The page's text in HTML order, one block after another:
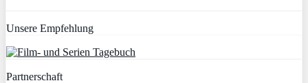
Unsere Empfehlung
Partnerschaft